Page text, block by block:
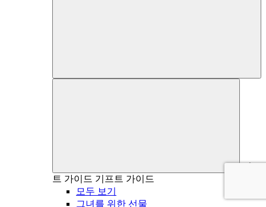
기프
트 가이드 기프트 가이드
모두 보기
그녀를 위한 선물